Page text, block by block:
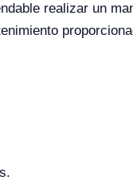
realizar un